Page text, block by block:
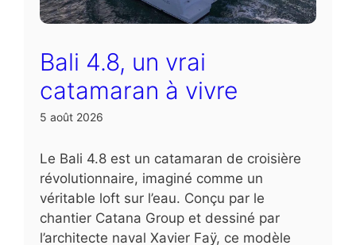
Bali 4.8, un vrai
catamaran à vivre
5 août 2026
Le Bali 4.8 est un catamaran de croisière
révolutionnaire, imaginé comme un
véritable loft sur l’eau. Conçu par le
chantier Catana Group et dessiné par
l’architecte naval Xavier Faÿ, ce modèle